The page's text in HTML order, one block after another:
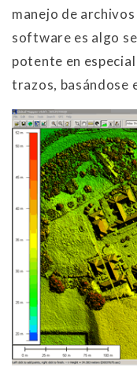
manejo de
software es algo
potente en
trazos, basándose